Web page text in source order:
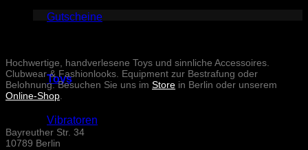
Gutscheine
Toys
Vibratoren
Hochwertige, handverlesene Toys und sinnliche Accessoires.
Clubwear & Fashionlooks. Equipment zur Bestrafung oder
Belohnung. Besuchen Sie uns im Store in Berlin oder unserem
Online-Shop
Bayreuther Str. 34
10789 Berlin